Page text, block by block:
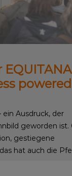
ein Ausdruck, der
geworden ist.
gestiegene
hat auch die